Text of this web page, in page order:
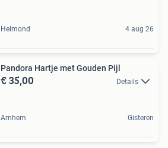
Helmond 4 aug 26
Pandora Hartje met Gouden Pijl
€ 35,00 Details
Arnhem Gisteren